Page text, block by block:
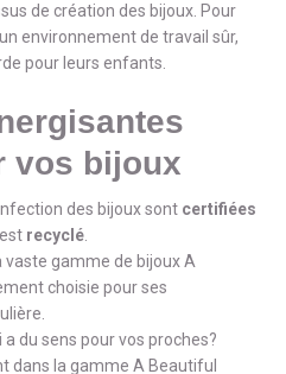
de création des bijoux. Pour
environnement de travail sûr,
pour leurs enfants.
vos bijoux
des bijoux sont certifiées
recyclé.
vaste gamme de bijoux A
choisie pour ses
du sens pour vos proches?
dans la gamme A Beautiful